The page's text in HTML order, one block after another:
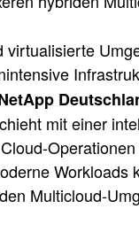
mit einer
Multicloud-